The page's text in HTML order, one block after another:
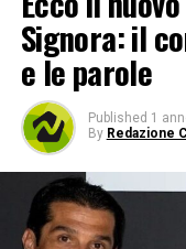
Signora: il
e le parole
Published 1
By Redazione